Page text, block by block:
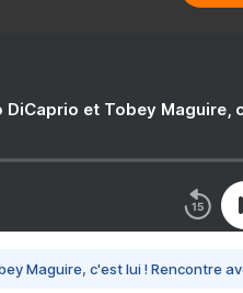
DiCaprio et Tobey
Maguire, c'est lui ! Rencontre